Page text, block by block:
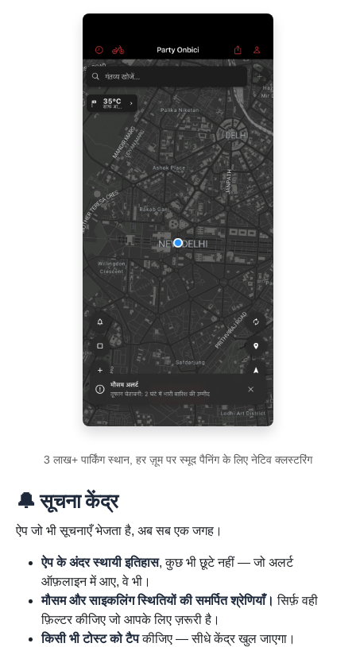
3 लाख+ पार्किंग स्थान, हर ज़ूम पर स्मूद पैनिंग के लिए नेटिव क्लस्टरिंग
🔔 सूचना केंद्र
ऐप जो भी सूचनाएँ भेजता है, अब सब एक जगह।
ऐप के अंदर स्थायी इतिहास, कुछ भी छूटे नहीं — जो अलर्ट
ऑफ़लाइन में आए, वे भी।
मौसम और साइकलिंग स्थितियों की समर्पित श्रेणियाँ। सिर्फ़ वही
फ़िल्टर कीजिए जो आपके लिए ज़रूरी है।
किसी भी टोस्ट को टैपकीजिए — सीधे केंद्र खुल जाएगा।